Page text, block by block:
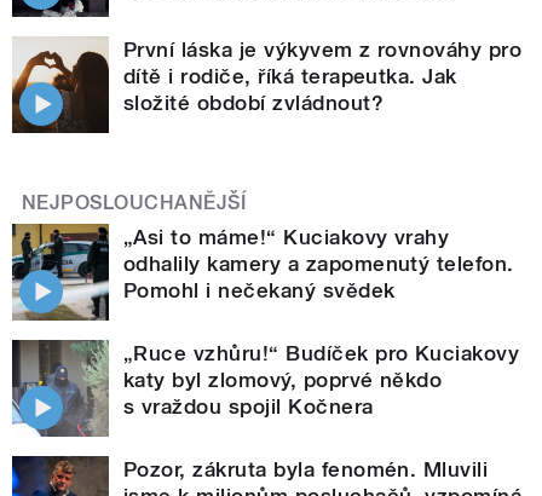
První láska je výkyvem z rovnováhy pro
dítě i rodiče, říká terapeutka. Jak
složité období zvládnout?
NEJPOSLOUCHANĚJŠÍ
„Asi to máme!“ Kuciakovy vrahy
odhalily kamery a zapomenutý telefon.
Pomohl i nečekaný svědek
„Ruce vzhůru!“ Budíček pro Kuciakovy
katy byl zlomový, poprvé někdo
s vraždou spojil Kočnera
Pozor, zákruta byla fenomén. Mluvili